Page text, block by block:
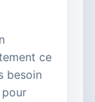
ce
besoin